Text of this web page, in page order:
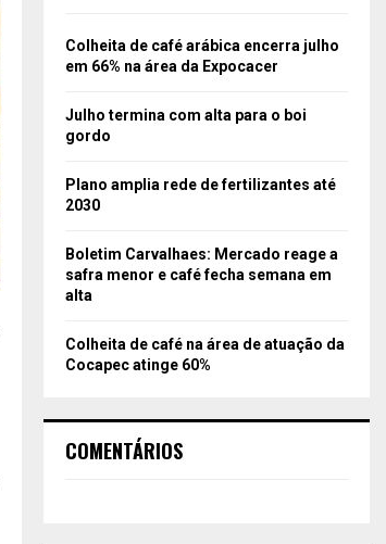
Colheita de café arábica encerra julho
em 66% na área da Expocacer
Julho termina com alta para o boi
gordo
Plano amplia rede de fertilizantes até
2030
Boletim Carvalhaes: Mercado reage a
safra menor e café fecha semana em
alta
Colheita de café na área de atuação da
Cocapec atinge 60%
COMENTÁRIOS